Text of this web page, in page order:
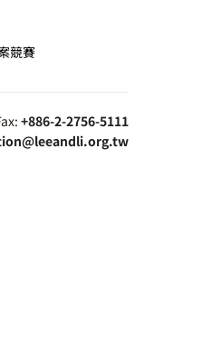
競賽
+886-2-2756-5111